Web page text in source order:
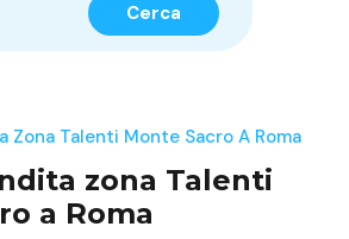
Cerca
Zona Talenti Monte Sacro A Roma
zona Talenti
a Roma